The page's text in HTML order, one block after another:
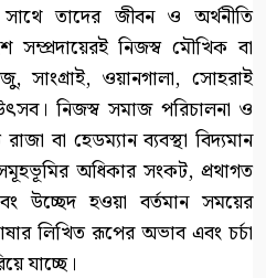
তাদের জীবন ও অর্থনীতি
সম্প্রদায়েরই নিজস্ব মৌখিক বা
সাংগ্রাই, ওয়ানগালা, সোহরাই
নিজস্ব সমাজ পরিচালনা ও
বা হেডম্যান ব্যবস্থা বিদ্যমান
অধিকার সংকট, প্রথাগত
উচ্ছেদ হওয়া বর্তমান সময়ের
লিখিত রূপের অভাব এবং চর্চা
যাচ্ছে।